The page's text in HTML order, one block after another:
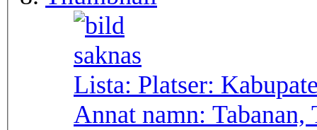
Lista: Platser:
Annat namn: Tabanan,